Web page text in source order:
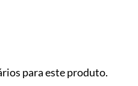
para este produto.